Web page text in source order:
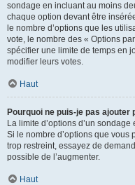
sondage en incluant au moins
chaque option devant être
le nombre d’options que les
vote, le nombre des « Options
spécifier une limite de temps en
modifier leurs votes.
Haut
Pourquoi ne puis-je pas ajouter
La limite d’options d’un
Si le nombre d’options que vous
trop restreint, essayez de
possible de l’augmenter.
Haut